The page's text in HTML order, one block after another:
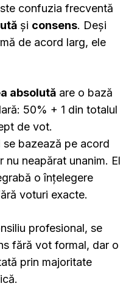
confuzia frecventă
și consens. Deși
de acord larg, ele
absolută are o bază
50% + 1 din totalul
de vot.
se bazează pe acord
nu neapărat unanim. El
o înțelegere
voturi exacte.
profesional, se
fără vot formal, dar o
prin majoritate